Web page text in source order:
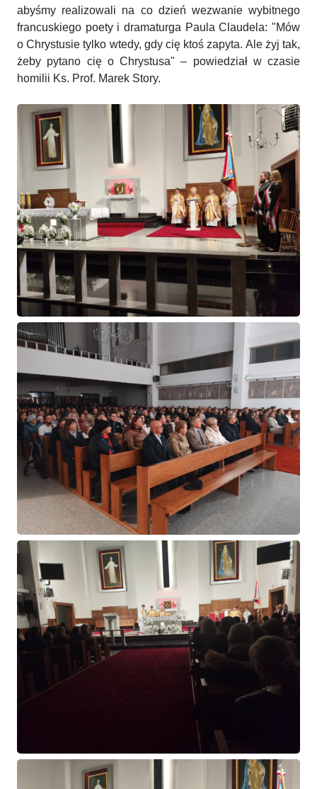
abyśmy realizowali na co dzień wezwanie wybitnego
francuskiego poety i dramaturga Paula Claudela: "Mów
o Chrystusie tylko wtedy, gdy cię ktoś zapyta. Ale żyj tak,
żeby pytano cię o Chrystusa" – powiedział w czasie
homilii Ks. Prof. Marek Story.